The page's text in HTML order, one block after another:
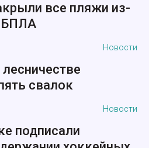
все пляжи из-
БПЛА
Новости
свалок
Новости
подписали